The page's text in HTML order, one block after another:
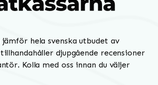
jämför hela svenska utbudet av
djupgående recensioner
Kolla med oss innan du väljer